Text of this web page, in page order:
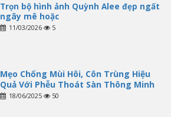
Trọn bộ hình ảnh Quỳnh Alee đẹp ngất
ngây mê hoặc
11/03/2026 5
Mẹo Chống Mùi Hôi, Côn Trùng Hiệu
Quả Với Phễu Thoát Sàn Thông Minh
18/06/2025 50